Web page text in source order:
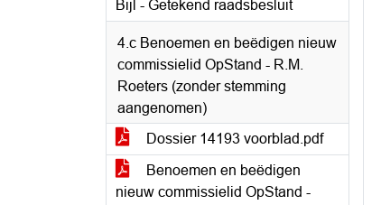
Bijl - Getekend raadsbesluit
4.c Benoemen en beëdigen nieuw
commissielid OpStand - R.M.
Roeters (zonder stemming
aangenomen)
Dossier 14193 voorblad.pdf
Benoemen en beëdigen
nieuw commissielid OpStand -